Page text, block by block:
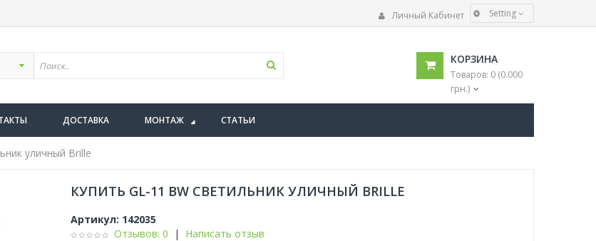
Личный Кабинет Setting
Українська
Русский
ВАЛЮТА
КОРЗИНА
Товаров: 0 (0.000
грн.)
ДОСТАВКА МОНТАЖ СТАТЬИ
уличный Brille
КУПИТЬ GL-11 BW СВЕТИЛЬНИК УЛИЧНЫЙ BRILLE
Артикул: 142035
Отзывов: 0 | Написать отзыв